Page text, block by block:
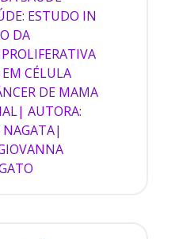
ESTUDO IN
DA
CÉLULA
DE MAMA
AUTORA:
NAGATA|